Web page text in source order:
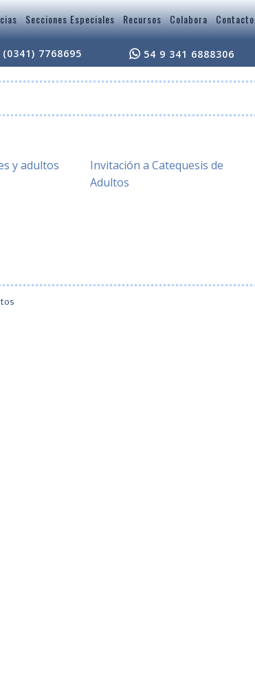
Secciones Especiales Recursos Colabora Contacto
(0341) 7768695 54 9 341 6888306
y adultos
Invitación a Catequesis de
Adultos